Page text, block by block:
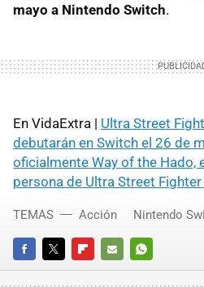
mayo a Nintendo Switch.
En VidaExtra | Ultra Street
debutarán en Switch el 26 de
oficialmente Way of the Hado,
persona de Ultra Street Fighter
FACEBOOKTWITTERFLIPBOARD
E-
WHATSAPP
TEMAS Acción Nintendo